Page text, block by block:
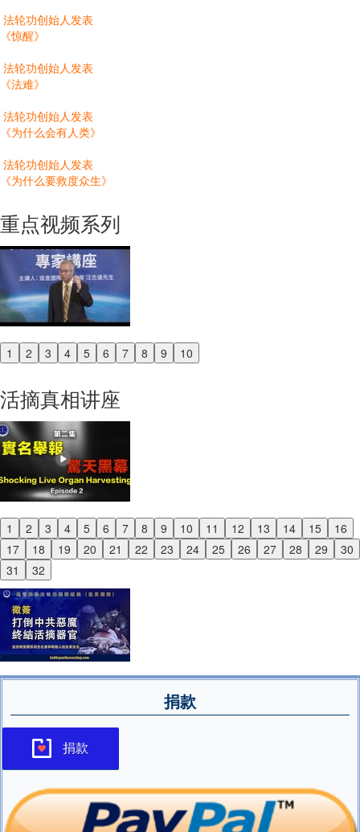
法轮功创始人发表
《惊醒》
法轮功创始人发表
《法难》
法轮功创始人发表
《为什么会有人类》
法轮功创始人发表
《为什么要救度众生》
重点视频系列
1 2 3 4 5 6 7 8 9 10
Previous
活摘真相讲座
1 2 3 4 5 6 7 8 9 10 11 12 13 14 15
16
17
18 19 20 21 22 23 24 25 26 27 28 29
30
31
32
Previous
Next
捐款
捐款